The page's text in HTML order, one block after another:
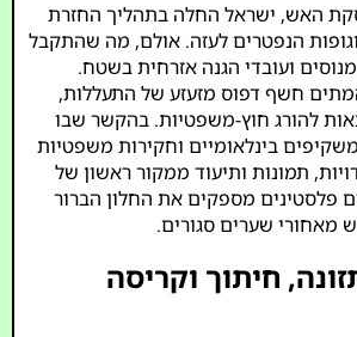
האש, ישראל החלה בתהליך החזרת
הנפטרים לעזה. אולם, מה שהתקבל
ועובדי הגנה אזרחית בשטח.
חשף דפוס מזעזע של התעללות,
להורג חוץ-משפטיות. בהקשר שבו
בינלאומיים וחקירות משפטיות
תמונות ותיעוד ממקור ראשון של
פלסטינים מספקים את החלון הברור
מאחורי שערים סגורים.
חיתוך וקריסה